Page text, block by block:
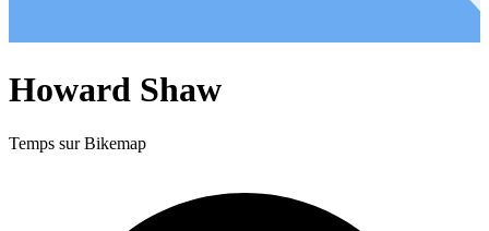
Howard Shaw
Temps sur Bikemap